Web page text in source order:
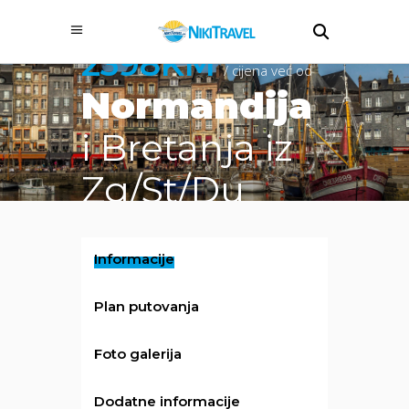
2398KM / cijena već od
Normandija
i Bretanja iz
Zg/St/Du
Informacije
Plan putovanja
Foto galerija
Dodatne informacije